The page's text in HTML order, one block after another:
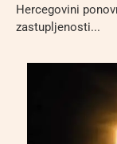
Hercegovini
zastupljenosti...